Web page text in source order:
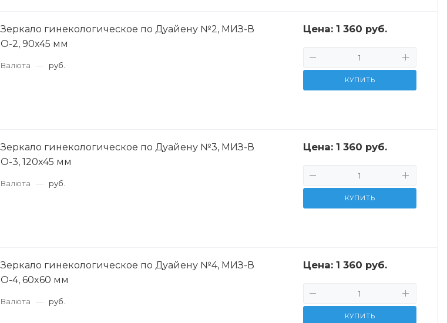
Зеркало гинекологическое по Дуайену №2, МИЗ-В
О-2, 90x45 мм
Валюта — руб.
Цена: 1 360 руб.
КУПИТЬ
Зеркало гинекологическое по Дуайену №3, МИЗ-В
О-3, 120x45 мм
Валюта — руб.
Цена: 1 360 руб.
КУПИТЬ
Зеркало гинекологическое по Дуайену №4, МИЗ-В
О-4, 60x60 мм
Валюта — руб.
Цена: 1 360 руб.
КУПИТЬ